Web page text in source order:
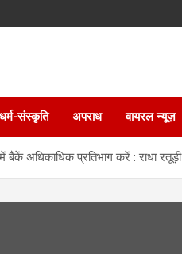
धर्म-संस्कृति अपराध वायरल न्यूज़
बैंकें अधिकाधिक प्रतिभाग करें : राधा रतूड़ी